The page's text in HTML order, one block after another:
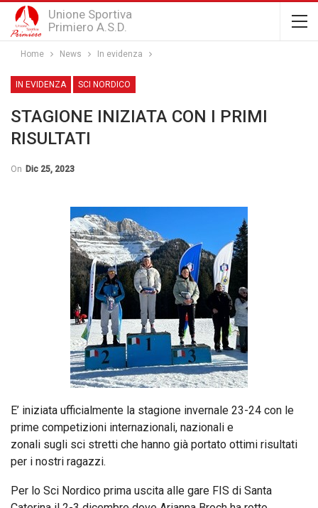
Unione Sportiva
Primiero A.S.D.
Home News In evidenza
IN EVIDENZA SCI NORDICO
STAGIONE INIZIATA CON I PRIMI
RISULTATI
On Dic 25, 2023
E’ iniziata ufficialmente la stagione invernale 23-24 con le
prime competizioni internazionali, nazionali e
zonali sugli sci stretti che hanno già portato ottimi risultati
per i nostri ragazzi.
Per lo Sci Nordico prima uscita alle gare FIS di Santa